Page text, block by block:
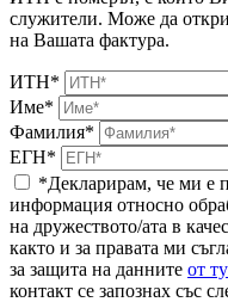
служители. Може да
на Вашата фактура.
ИТН*
Име*
Фамилия*
ЕГН*
*Декларирам, че ми е
информация относно
на дружеството/ата в
както и за правата ми
за защита на данните от
контакт се запознах със